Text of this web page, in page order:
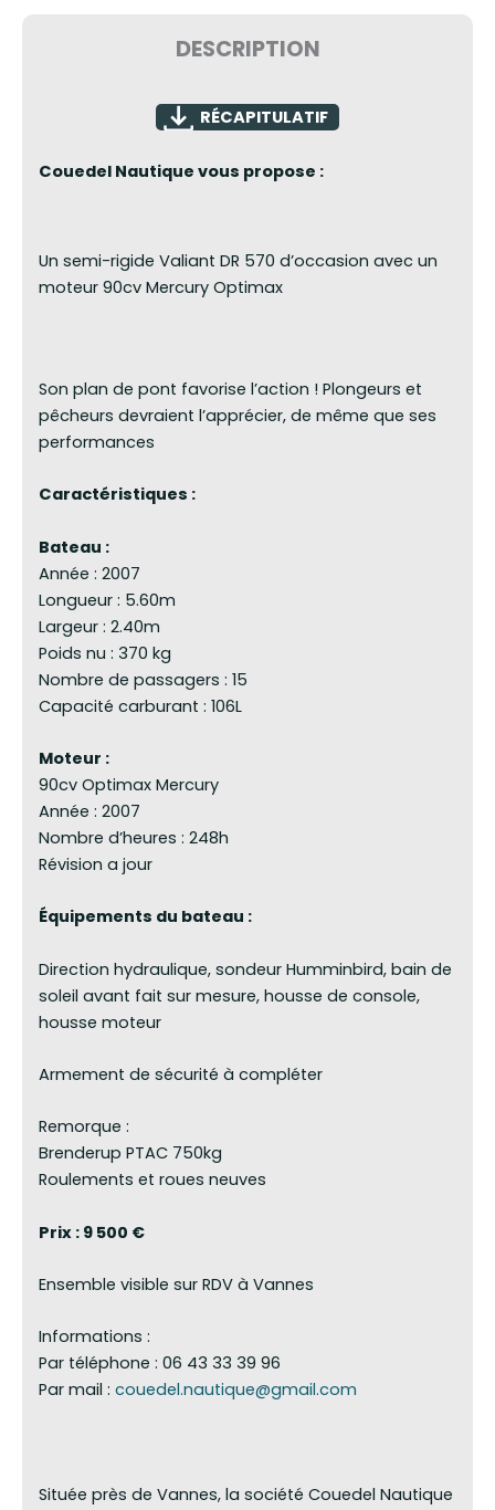
DESCRIPTION
RÉCAPITULATIF
Couedel Nautique vous propose :
Un semi-rigide Valiant DR 570 d’occasion avec un
moteur 90cv Mercury Optimax
Son plan de pont favorise l’action ! Plongeurs et
pêcheurs devraient l’apprécier, de même que ses
performances
Caractéristiques :
Bateau :
Année : 2007
Longueur : 5.60m
Largeur : 2.40m
Poids nu : 370 kg
Nombre de passagers : 15
Capacité carburant : 106L
Moteur :
90cv Optimax Mercury
Année : 2007
Nombre d’heures : 248h
Révision a jour
Équipements du bateau :
Direction hydraulique, sondeur Humminbird, bain de
soleil avant fait sur mesure, housse de console,
housse moteur
Armement de sécurité à compléter
Remorque :
Brenderup PTAC 750kg
Roulements et roues neuves
Prix : 9 500 €
Ensemble visible sur RDV à Vannes
Informations :
Par téléphone : 06 43 33 39 96
Par mail : couedel.nautique@gmail.com
Située près de Vannes, la société Couedel Nautique